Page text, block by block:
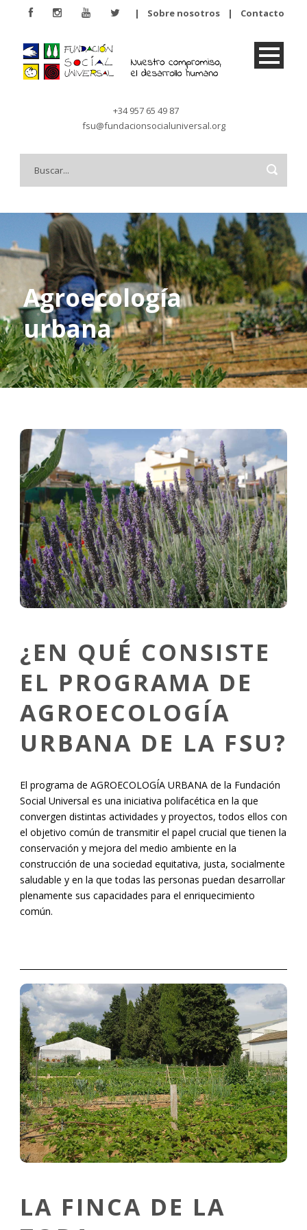
| Sobre nosotros | Contacto
+34 957 65 49 87
fsu@fundacionsocialuniversal.org
Agroecología
urbana
¿EN QUÉ CONSISTE
EL PROGRAMA DE
AGROECOLOGÍA
URBANA DE LA FSU?
El programa de AGROECOLOGÍA URBANA de la Fundación
Social Universal es una iniciativa polifacética en la que
convergen distintas actividades y proyectos, todos ellos con
el objetivo común de transmitir el papel crucial que tienen la
conservación y mejora del medio ambiente en la
construcción de una sociedad equitativa, justa, socialmente
saludable y en la que todas las personas puedan desarrollar
plenamente sus capacidades para el enriquecimiento
común.
LA FINCA DE LA